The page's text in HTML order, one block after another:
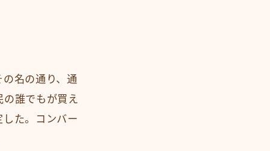
名の通り、通
誰でもが買え
た。コンバー